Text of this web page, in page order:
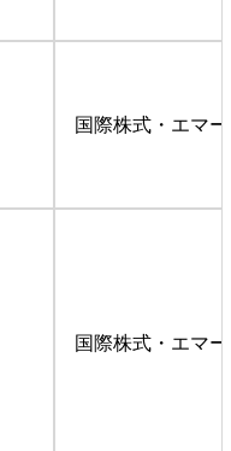
国際株式・エマ
国際株式・エマ